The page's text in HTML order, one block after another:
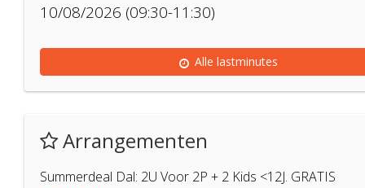
10/08/2026 (09:30-11:30)
Alle lastminutes
Arrangementen
Summerdeal Dal: 2U Voor 2P + 2 Kids <12J. GRATIS